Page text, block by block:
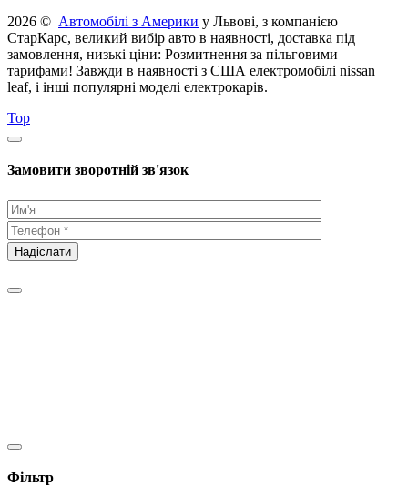
2026 © Автомобілі з Америки у Львові, з компанією
СтарКарс, великий вибір авто в наявності, доставка під
замовлення, низькі ціни: Розмитнення за пільговими
тарифами! Завжди в наявності з США електромобілі nissan
leaf, і інші популярні моделі електрокарів.
Top
Замовити зворотній зв'язок
Фільтр